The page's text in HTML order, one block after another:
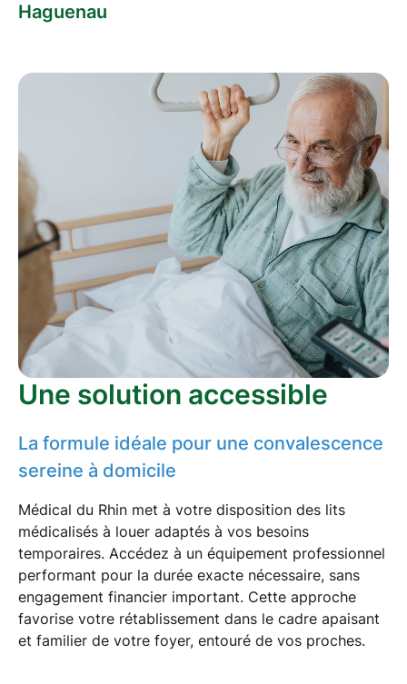
Haguenau
Une solution accessible
La formule idéale pour une convalescence
sereine à domicile
Médical du Rhin met à votre disposition des lits
médicalisés à louer adaptés à vos besoins
temporaires. Accédez à un équipement professionnel
performant pour la durée exacte nécessaire, sans
engagement financier important. Cette approche
favorise votre rétablissement dans le cadre apaisant
et familier de votre foyer, entouré de vos proches.